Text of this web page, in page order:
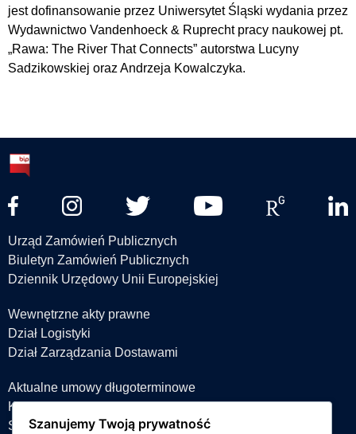
jest dofinansowanie przez Uniwersytet Śląski wydania przez
Wydawnictwo Vandenhoeck & Ruprecht pracy naukowej pt.
„Rawa: The River That Connects” autorstwa Lucyny
Sadzikowskiej oraz Andrzeja Kowalczyka.
Urząd Zamówień Publicznych
Biuletyn Zamówień Publicznych
Dziennik Urzędowy Unii Europejskiej
Wewnętrzne akty prawne
Dział Logistyki
Dział Zarządzania Dostawami
Aktualne umowy długoterminowe
Książka teleadresowa
Strefa projektów
Szanujemy Twoją prywatność